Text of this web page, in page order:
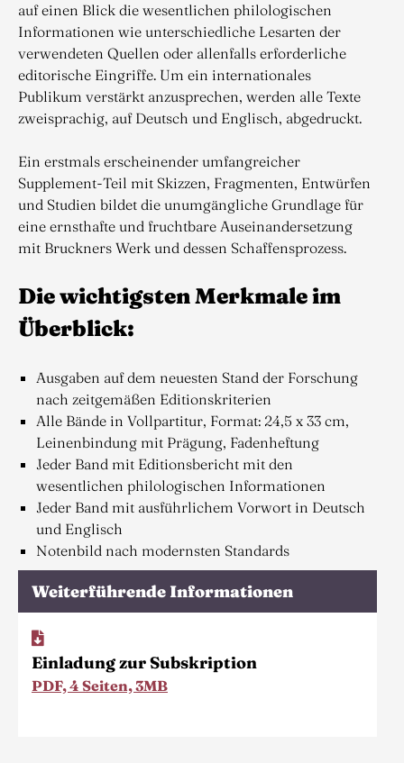
auf einen Blick die wesentlichen philologischen
Informationen wie unterschiedliche Lesarten der
verwendeten Quellen oder allenfalls erforderliche
editorische Eingriffe. Um ein internationales
Publikum verstärkt anzusprechen, werden alle Texte
zweisprachig, auf Deutsch und Englisch, abgedruckt.
Ein erstmals erscheinender umfangreicher
Supplement-Teil mit Skizzen, Fragmenten, Entwürfen
und Studien bildet die unumgängliche Grundlage für
eine ernsthafte und fruchtbare Auseinandersetzung
mit Bruckners Werk und dessen Schaffensprozess.
Die wichtigsten Merkmale im
Überblick:
Ausgaben auf dem neuesten Stand der Forschung
nach zeitgemäßen Editionskriterien
Alle Bände in Vollpartitur, Format: 24,5 x 33 cm,
Leinenbindung mit Prägung, Fadenheftung
Jeder Band mit Editionsbericht mit den
wesentlichen philologischen Informationen
Jeder Band mit ausführlichem Vorwort in Deutsch
und Englisch
Notenbild nach modernsten Standards
Weiterführende Informationen
Einladung zur Subskription
PDF, 4 Seiten, 3MB